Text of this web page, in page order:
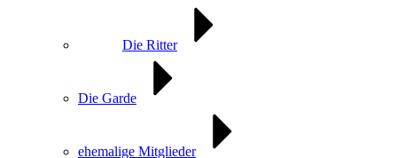
Die Ritter
Die Garde
ehemalige Mitglieder